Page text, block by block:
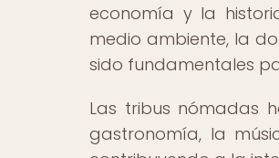
economía y la
medio ambiente, la
sido fundamentales
Las tribus nómadas
gastronomía, la